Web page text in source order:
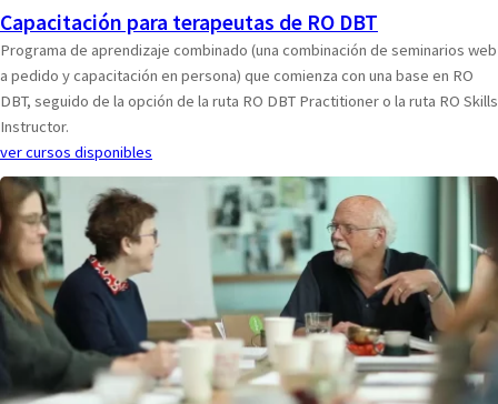
Capacitación para terapeutas de RO DBT
Programa de aprendizaje combinado (una combinación de seminarios web
a pedido y capacitación en persona) que comienza con una base en RO
DBT, seguido de la opción de la ruta RO DBT Practitioner o la ruta RO Skills
Instructor.
ver cursos disponibles